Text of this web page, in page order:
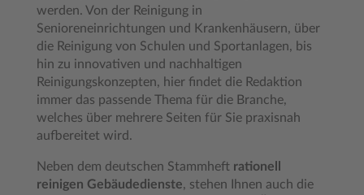
werden. Von der Reinigung in
Senioreneinrichtungen und Krankenhäusern, über
die Reinigung von Schulen und Sportanlagen, bis
hin zu innovativen und nachhaltigen
Reinigungskonzepten, hier findet die Redaktion
immer das passende Thema für die Branche,
welches über mehrere Seiten für Sie praxisnah
aufbereitet wird.
Neben dem deutschen Stammheft rationell
reinigen Gebäudedienste, stehen Ihnen auch die